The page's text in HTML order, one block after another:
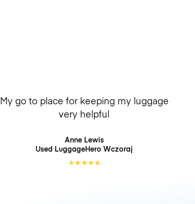
My go to place for keeping my luggage
very helpful
Anne Lewis
Used LuggageHero Wczoraj
★★★★★